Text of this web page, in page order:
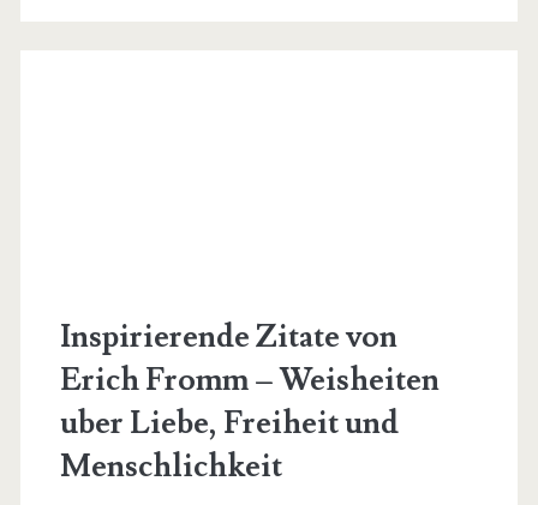
Inspirierende Zitate von
Erich Fromm – Weisheiten
uber Liebe, Freiheit und
Menschlichkeit